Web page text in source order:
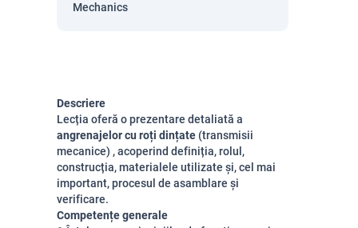
Mechanics
Descriere
Lecția oferă o prezentare detaliată a
angrenajelor cu roți dințate (transmisii
mecanice) , acoperind definiția, rolul,
construcția, materialele utilizate și, cel mai
important, procesul de asamblare și
verificare.
Competențe generale